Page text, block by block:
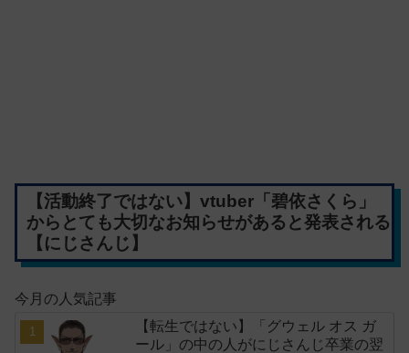
【活動終了ではない】vtuber「碧依さくら」
からとても大切なお知らせがあると発表される
【にじさんじ】
今月の人気記事
【転生ではない】「グウェル オス ガ
ール」の中の人がにじさんじ卒業の翌